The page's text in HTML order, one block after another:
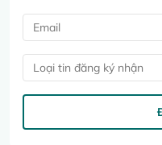
Loại tin đăng ký nhận